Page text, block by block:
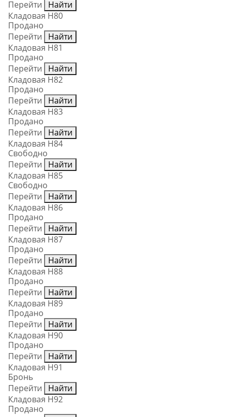
Перейти
Найти
Кладовая Н80
Продано
Перейти
Найти
Кладовая Н81
Продано
Перейти
Найти
Кладовая Н82
Продано
Перейти
Найти
Кладовая Н83
Продано
Перейти
Найти
Кладовая Н84
Свободно
Перейти
Найти
Кладовая Н85
Свободно
Перейти
Найти
Кладовая Н86
Продано
Перейти
Найти
Кладовая Н87
Продано
Перейти
Найти
Кладовая Н88
Продано
Перейти
Найти
Кладовая Н89
Продано
Перейти
Найти
Кладовая Н90
Продано
Перейти
Найти
Кладовая Н91
Бронь
Перейти
Найти
Кладовая Н92
Продано